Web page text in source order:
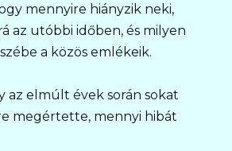
mennyire hiányzik neki,
az utóbbi időben, és milyen
a közös emlékeik.
az elmúlt évek során sokat
megértette, mennyi hibát